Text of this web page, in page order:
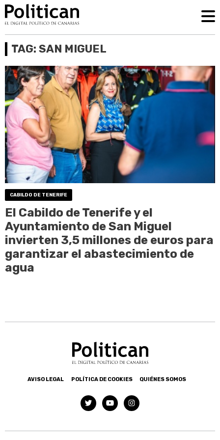
TAG: SAN MIGUEL
CABILDO DE TENERIFE
El Cabildo de Tenerife y el
Ayuntamiento de San Miguel
invierten 3,5 millones de euros para
garantizar el abastecimiento de
agua
AVISO LEGAL POLÍTICA DE COOKIES QUIÉNES SOMOS